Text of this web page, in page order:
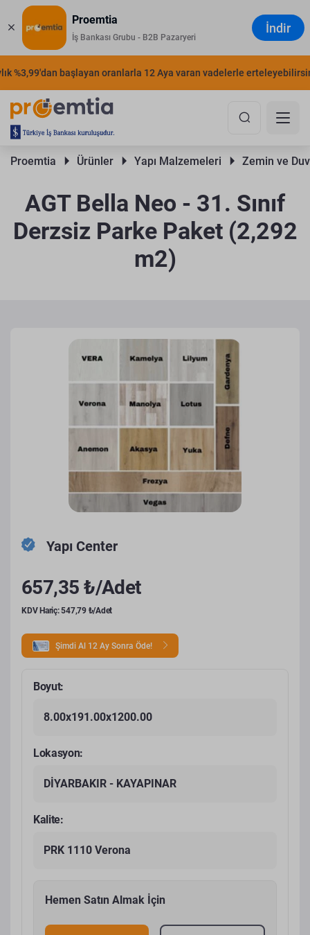
Proemtia
İş Bankası Grubu - B2B Pazaryeri
İndir
başlayan oranlarla 12 Aya varan vadelerle erteleyebilirsiniz.
Proemtia Ürünler Yapı Malzemeleri Zemin ve
AGT Bella Neo - 31. Sınıf
Derzsiz Parke Paket (2,292
m2)
Yapı Center
657,35 ₺/Adet
KDV Hariç: 547,79 ₺/Adet
Şimdi Al 12 Ay Sonra Öde!
Boyut:
8.00x191.00x1200.00
Lokasyon:
DİYARBAKIR - KAYAPINAR
Kalite:
PRK 1110 Verona
Hemen Satın Almak İçin